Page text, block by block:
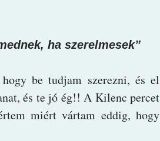
ha szerelmesek”
be tudjam szerezni, és el
és te jó ég!! A Kilenc percet
miért vártam eddig, hogy